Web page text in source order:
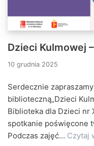
Dzieci Kulmowej
10 grudnia 2025
Serdecznie
biblioteczną„Dzieci
Biblioteka dla Dzieci nr
spotkanie poświęcone
Podczas zajęć… Czytaj